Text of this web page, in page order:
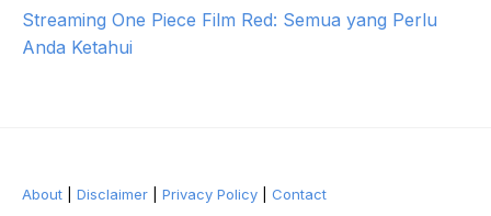
Streaming One Piece Film Red: Semua yang Perlu
Anda Ketahui
About Disclaimer Privacy Policy Contact